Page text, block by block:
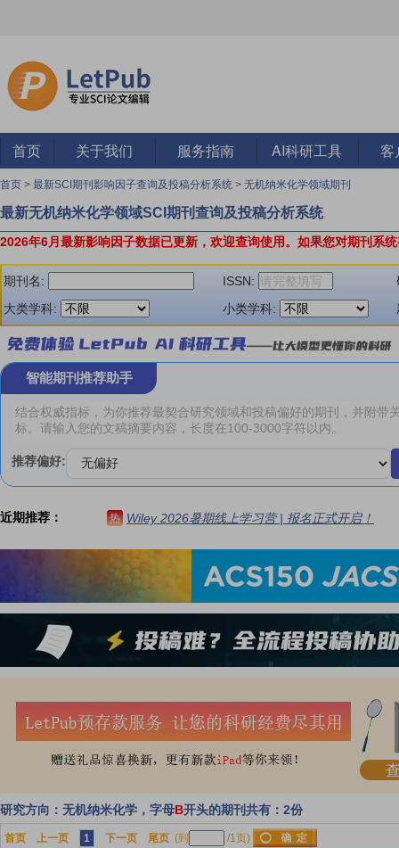
首页 关于我们 服务指南 AI科研工具 客
首页 > 最新SCI期刊影响因子查询及投稿分析系统 > 无机纳米化学领域期刊
最新无机纳米化学领域SCI期刊查询及投稿分析系统
2026年6月最新影响因子数据已更新，欢迎查询使用。 如果您对期刊系
期刊名: ISSN:
大类学科:
小类学科:
智能期刊推荐助手
推荐偏好:
近期推荐： 热 Wiley 2026暑期线上学习营 | 报名正式开启！
研究方向：无机纳米化学，字母B开头的期刊共有：2份
首页 上一页 1 下一页 尾页 (到 /1页)